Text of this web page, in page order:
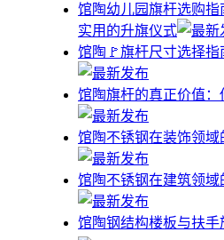
馆陶幼儿园旗杆选购指
实用的升旗仪式
馆陶🚩旗杆尺寸选择
馆陶旗杆的真正价值：
馆陶不锈钢在装饰领域
馆陶不锈钢在建筑领域
馆陶钢结构楼板与扶手